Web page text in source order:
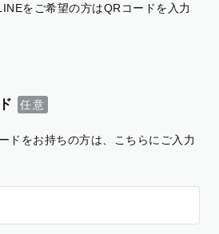
をご希望の方はQRコードを入力
ドをお持ちの方は、こちらにご入力